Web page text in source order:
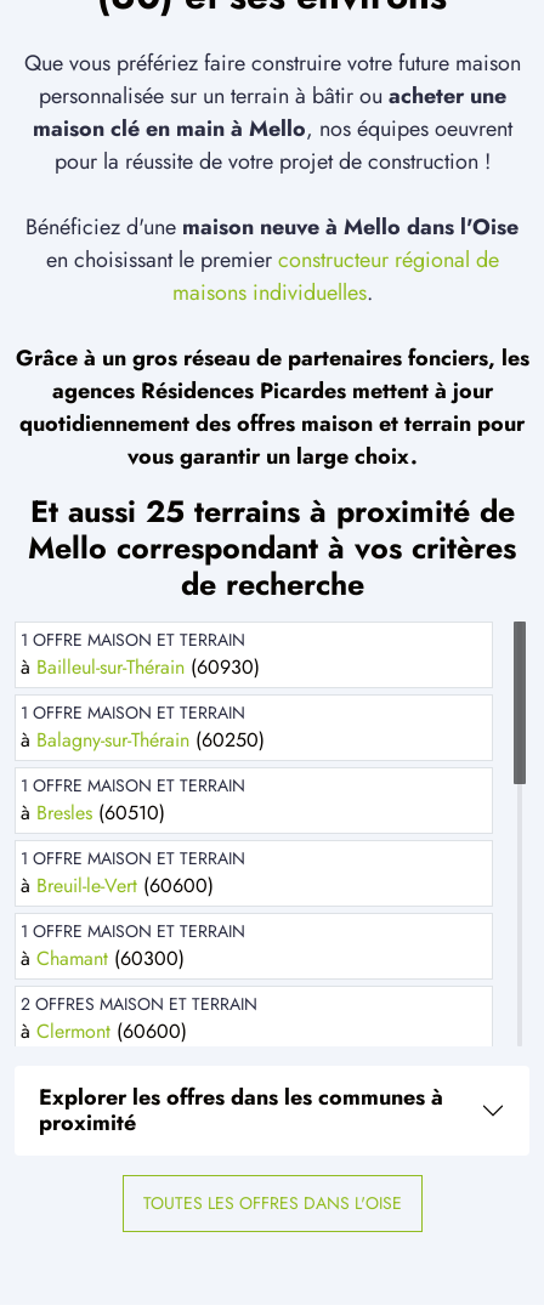
Que vous préfériez faire construire votre future maison
personnalisée sur un terrain à bâtir ou acheter une
maison clé en main à Mello, nos équipes oeuvrent
pour la réussite de votre projet de construction !
Bénéficiez d'une maison neuve à Mello dans l'Oise
en choisissant le premierconstructeur régional de
maisons individuelles.
Grâce à un gros réseau de partenaires fonciers, les
agences Résidences Picardes mettent à jour
quotidiennement des offres maison et terrain pour
vous garantir un large choix.
Et aussi 25 terrains à proximité de
Mello correspondant à vos critères
de recherche
1 OFFRE MAISON ET TERRAIN
à Bailleul-sur-Thérain (60930)
1 OFFRE MAISON ET TERRAIN
à Balagny-sur-Thérain (60250)
1 OFFRE MAISON ET TERRAIN
à Bresles (60510)
1 OFFRE MAISON ET TERRAIN
à Breuil-le-Vert (60600)
1 OFFRE MAISON ET TERRAIN
à Chamant (60300)
2 OFFRES MAISON ET TERRAIN
à Clermont (60600)
Gouvieux(60270)
Pont-Sainte-Maxence(60700)
Explorer les offres dans les communes à
proximité
TOUTES LES OFFRES DANS L'OISE